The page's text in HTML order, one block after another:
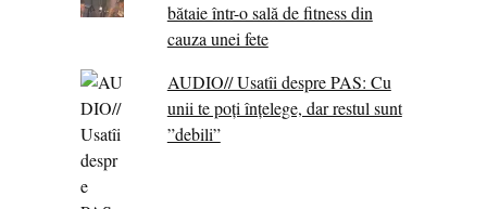
bătaie într-o sală de fitness din
cauza unei fete
AUDIO// Usatîi despre PAS: Cu
unii te poți înțelege, dar restul sunt
”debili”